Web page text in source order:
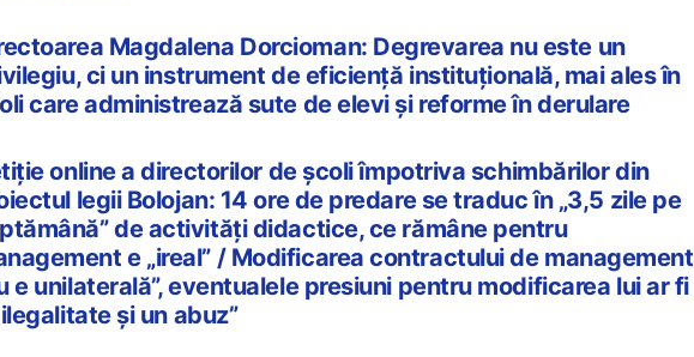
Magdalena Dorcioman: Degrevarea nu este un
ci un instrument de eficiență instituțională, mai ales în
care administrează sute de elevi și reforme în derulare
online a directorilor de școli împotriva schimbărilor din
legii Bolojan: 14 ore de predare se traduc în „3,5 zile pe
de activități didactice, ce rămâne pentru
e „ireal” / Modificarea contractului de management
e unilaterală”, eventualele presiuni pentru modificarea lui ar fi
ilegalitate și un abuz”